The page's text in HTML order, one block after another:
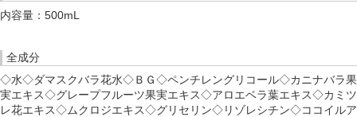
内容量：500mL
全成分
◇水◇ダマスクバラ花水◇ＢＧ◇ペンチレングリコール◇カニナバラ果
実エキス◇グレープフルーツ果実エキス◇アロエベラ葉エキス◇カミツ
レ花エキス◇ムクロジエキス◇グリセリン◇リゾレシチン◇ココイルア